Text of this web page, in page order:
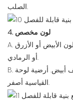
الصلب.
4. لون مخصص
A. يمكننا طباعة ألوان الشعاع وفقًا لطلبات العميل باللون الأبيض أو الأزرق
أو الرمادي.
B. عادة ما يكون البلاط من الباب والسقف أبيض. أرضية لوحة MGO
القياسية أصفر.